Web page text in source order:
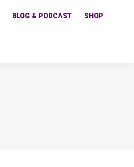
BLOG & PODCAST SHOP